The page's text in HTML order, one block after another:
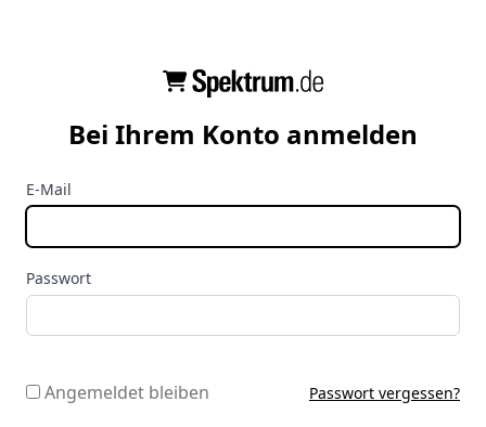
Bei Ihrem Konto anmelden
E-Mail
Passwort
Angemeldet bleiben Passwort vergessen?